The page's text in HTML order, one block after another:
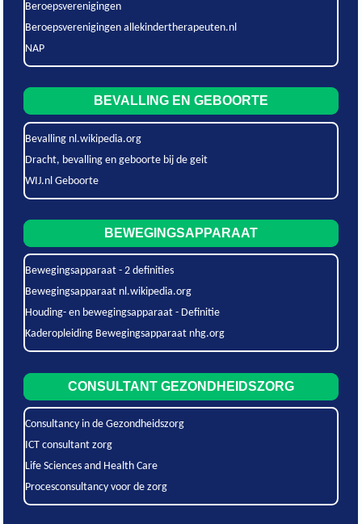
Beroepsverenigingen
Beroepsverenigingen allekindertherapeuten.nl
NAP
BEVALLING EN GEBOORTE
Bevalling nl.wikipedia.org
Dracht, bevalling en geboorte bij de geit
WIJ.nl Geboorte
BEWEGINGSAPPARAAT
Bewegingsapparaat - 2 definities
Bewegingsapparaat nl.wikipedia.org
Houding- en bewegingsapparaat - Definitie
Kaderopleiding Bewegingsapparaat nhg.org
CONSULTANT GEZONDHEIDSZORG
Consultancy in de Gezondheidszorg
ICT consultant zorg
Life Sciences and Health Care
Procesconsultancy voor de zorg